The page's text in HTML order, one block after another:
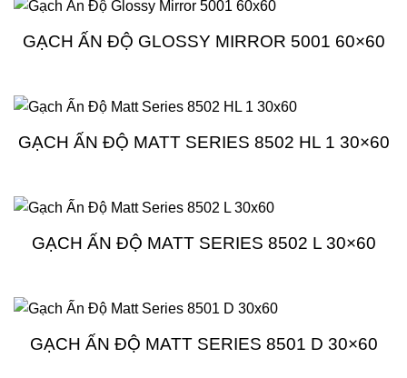
GẠCH ẤN ĐỘ GLOSSY MIRROR 5001 60×60
GẠCH ẤN ĐỘ MATT SERIES 8502 HL 1 30×60
GẠCH ẤN ĐỘ MATT SERIES 8502 L 30×60
GẠCH ẤN ĐỘ MATT SERIES 8501 D 30×60